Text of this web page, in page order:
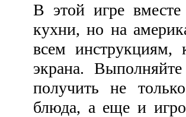
В этой игре
кухни, но на
всем инструкциям,
экрана.
получить не
блюда, а еще и